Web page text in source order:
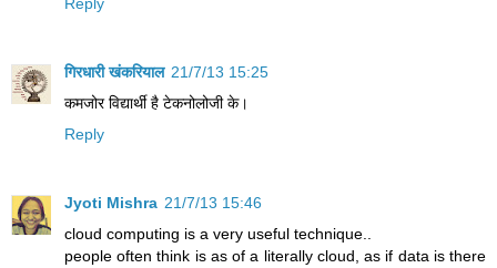
Reply
गिरधारी खंकरियाल 21/7/13 15:25
कमजोर विद्यार्थी है टेकनोलोजी के।
Reply
Jyoti Mishra 21/7/13 15:46
cloud computing is a very useful technique..
people often think is as of a literally cloud, as if data is there